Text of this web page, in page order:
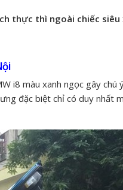
thực thì ngoài chiếc siêu
i8 màu xanh ngọc gây chú
đặc biệt chỉ có duy nhất